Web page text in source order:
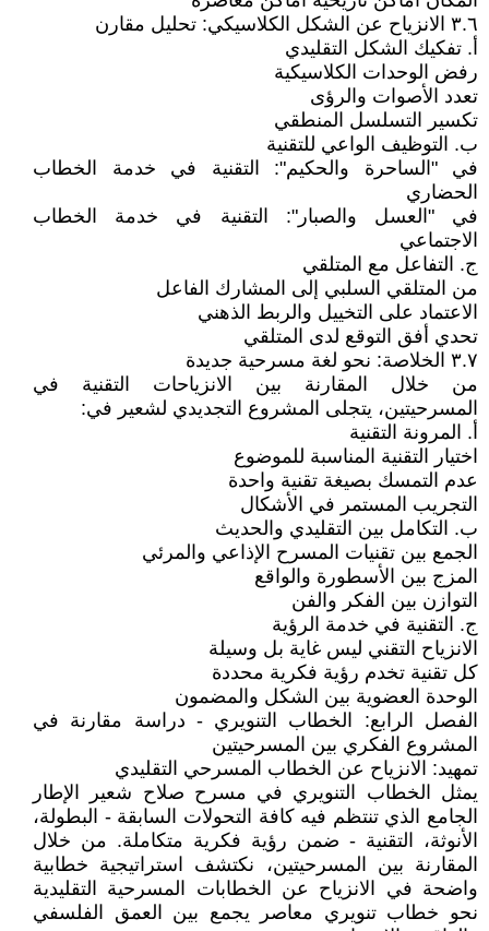
٣.٦ الانزياح عن الشكل الكلاسيكي: تحليل مقارن
أ. تفكيك الشكل التقليدي
رفض الوحدات الكلاسيكية
تعدد الأصوات والرؤى
تكسير التسلسل المنطقي
ب. التوظيف الواعي للتقنية
في "الساحرة والحكيم": التقنية في خدمة الخطاب
الحضاري
في "العسل والصبار": التقنية في خدمة الخطاب
الاجتماعي
ج. التفاعل مع المتلقي
من المتلقي السلبي إلى المشارك الفاعل
الاعتماد على التخييل والربط الذهني
تحدي أفق التوقع لدى المتلقي
٣.٧ الخلاصة: نحو لغة مسرحية جديدة
من خلال المقارنة بين الانزياحات التقنية في
المسرحيتين، يتجلى المشروع التجديدي لشعير في:
أ. المرونة التقنية
اختيار التقنية المناسبة للموضوع
عدم التمسك بصيغة تقنية واحدة
التجريب المستمر في الأشكال
ب. التكامل بين التقليدي والحديث
الجمع بين تقنيات المسرح الإذاعي والمرئي
المزج بين الأسطورة والواقع
التوازن بين الفكر والفن
ج. التقنية في خدمة الرؤية
الانزياح التقني ليس غاية بل وسيلة
كل تقنية تخدم رؤية فكرية محددة
الوحدة العضوية بين الشكل والمضمون
الفصل الرابع: الخطاب التنويري - دراسة مقارنة في
المشروع الفكري بين المسرحيتين
تمهيد: الانزياح عن الخطاب المسرحي التقليدي
يمثل الخطاب التنويري في مسرح صلاح شعير الإطار
الجامع الذي تنتظم فيه كافة التحولات السابقة - البطولة،
الأنوثة، التقنية - ضمن رؤية فكرية متكاملة. من خلال
المقارنة بين المسرحيتين، نكتشف استراتيجية خطابية
واضحة في الانزياح عن الخطابات المسرحية التقليدية
نحو خطاب تنويري معاصر يجمع بين العمق الفلسفي